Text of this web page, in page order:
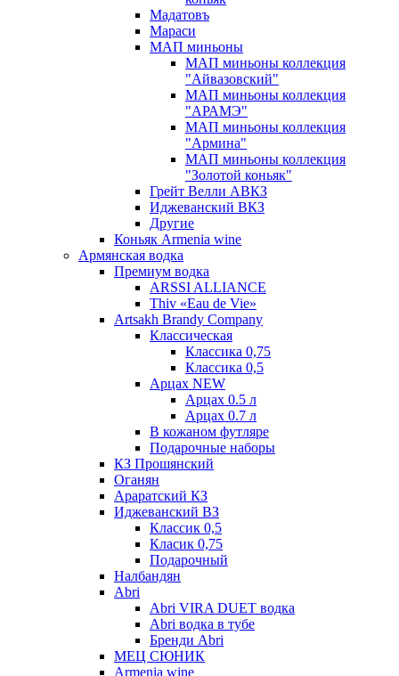
Мадатовъ
Мараси
МАП миньоны
МАП миньоны коллекция
"Айвазовский"
МАП миньоны коллекция
"АРАМЭ"
МАП миньоны коллекция
"Армина"
МАП миньоны коллекция
"Золотой коньяк"
Грейт Велли АВКЗ
Иджеванский ВКЗ
Другие
Коньяк Armenia wine
Армянская водка
Премиум водка
ARSSI ALLIANCE
Thiv «Eau de Vie»
Artsakh Brandy Company
Классическая
Классика 0,75
Классика 0,5
Арцах NEW
Арцах 0.5 л
Арцах 0.7 л
В кожаном футляре
Подарочные наборы
КЗ Прошянский
Оганян
Араратский КЗ
Иджеванский ВЗ
Классик 0,5
Класик 0,75
Подарочный
Налбандян
Abri
Abri VIRA DUET водка
Abri водка в тубе
Бренди Abri
МЕЦ СЮНИК
Armenia wine